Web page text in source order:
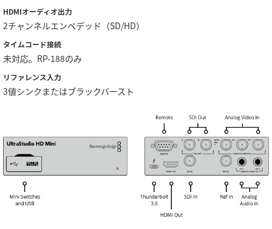
HDMIオーディオ出力
2チャンネルエンベデッド（SD/HD）
タイムコード接続
未対応。RP-188のみ
リファレンス入力
3値シンクまたはブラックバースト